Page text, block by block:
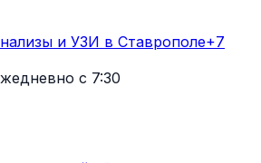
и УЗИ в Ставрополе+7
с 7:30